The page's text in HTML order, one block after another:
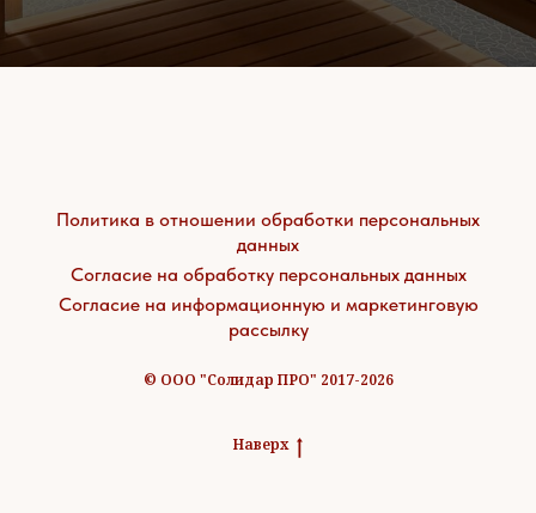
Политика в отношении обработки персональных
данных
Согласие на обработку персональных данных
Согласие на информационную и маркетинговую
рассылку
© ООО "Солидар ПРО" 2017-2026
Наверх